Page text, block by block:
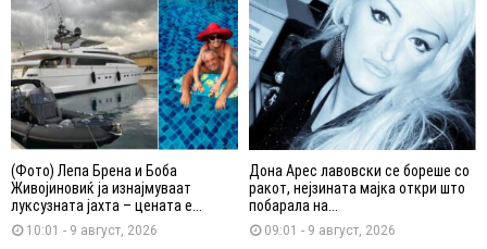
(Фото) Лепа Брена и Боба
Живојиновиќ ја изнајмуваат
луксузната јахта – цената е...
10:01 - 9 август, 2026
Дона Арес лавовски се бореше со
ракот, нејзината мајка откри што
побарала на...
09:01 - 9 август, 2026